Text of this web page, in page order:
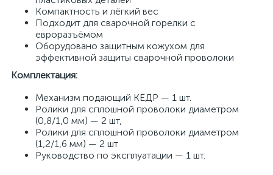
Компактность и лёгкий вес
Подходит для сварочной горелки с
евроразъёмом
Оборудовано защитным кожухом для
эффективной защиты сварочной проволоки
Комплектация:
Механизм подающий КЕДР — 1 шт.
Ролики для сплошной проволоки диаметром
(0,8/1,0 мм) — 2 шт,
Ролики для сплошной проволоки диаметром
(1,2/1,6 мм) — 2 шт
Руководство по эксплуатации — 1 шт.